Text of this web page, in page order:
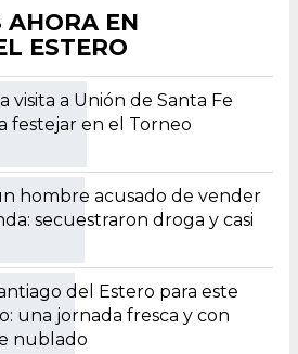
AHORA EN
ESTERO
visita a Unión de Santa Fe
festejar en el Torneo
hombre acusado de vender
secuestraron droga y casi
del Estero para este
una jornada fresca y con
nublado